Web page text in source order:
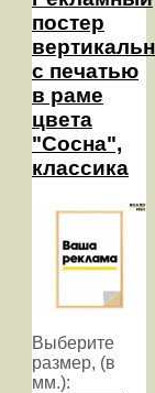
постер
с печатью
в раме
цвета
"Сосна",
классика
Выберите
размер, (в
мм.):